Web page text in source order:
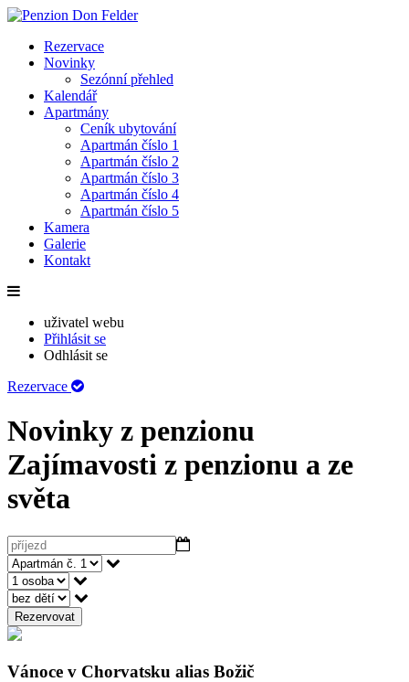
Rezervace
Novinky
Sezónní přehled
Kalendář
Apartmány
Ceník ubytování
Apartmán číslo 1
Apartmán číslo 2
Apartmán číslo 3
Apartmán číslo 4
Apartmán číslo 5
Kamera
Galerie
Kontakt
uživatel webu
Přihlásit se
Odhlásit se
Rezervace
Novinky z penzionu
Zajímavosti z penzionu a ze
světa
Rezervovat
Vánoce v Chorvatsku alias Božič